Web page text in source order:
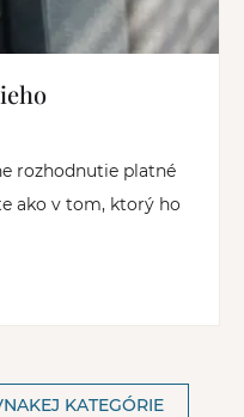
rozhodnutie platné
ako v tom, ktorý ho
KATEGÓRIE